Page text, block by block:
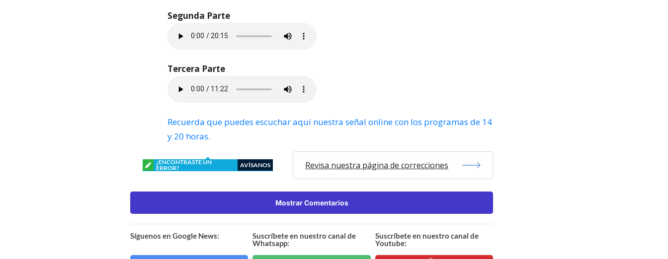
Segunda Parte
Tercera Parte
Recuerda que puedes escuchar aquí nuestra señal online con los programas de 14
y 20 horas.
¿ENCONTRASTE UN
ERROR?
AVÍSANOS Revisa nuestra página de correcciones
Mostrar Comentarios
Síguenos en Google News:
Suscríbete en nuestro canal de
Whatsapp:
Suscríbete en nuestro canal de
Youtube: